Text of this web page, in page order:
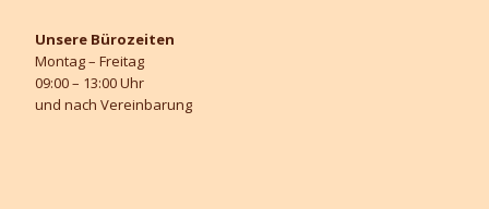
Unsere Bürozeiten
Montag – Freitag
09:00 – 13:00 Uhr
und nach Vereinbarung